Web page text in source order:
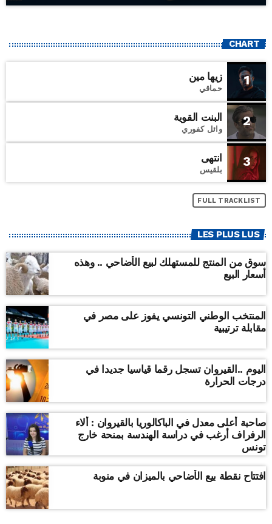
CHART
1 زيها مين
حماقي
2 البنت القوية
وائل كفوري
3 انتهى
بلقيس
FULL TRACKLIST
LES PLUS LUS
سوق من المنتج للمستهلك لبيع الأضاحي .. وهذه
أسعار البيع
المنتخب الوطني التونسي يفوز على مصر في
مقابلة ترتيبية
اليوم ..القيروان تسجل رقما قياسيا جديدا في
درجات الحرارة
صاحبة أعلى معدل في الباكالوريا بالقيروان : ألاء
الرفراف أرغب في دراسة الهندسة بمنحة خارج
تونس
افتتاح نقطة بيع الأضاحي بالميزان في منوبة